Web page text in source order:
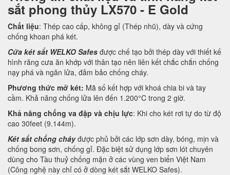
sắt phong thủy LX570 - E Gold
Chất liệu: Thép cao cấp, không gỉ (Thép nhũ), dày và cứng
chống khoan phá két.
Cửa két sắt WELKO Safes được chế tạo bởi thép dày với thiết kế
hình răng cưa ăn khớp với thân tạo nên liên kết chắc chắn chống
nạy phá và ngăn lửa, đảm bảo chống cháy.
Phương thức mở két: Mã số kết hợp với khoá chia bi và tay
cầm. Khả năng chống lửa lên đến 1.200°C trong 2 giờ.
Khả năng chống va đập và chịu lực: Khi cho két rơi tự do từ độ
cao 30feet (9.144m).
Két sắt chống cháyđược phủ bởi các lớp sơn dày, bóng, mịn và
chống bong sơn, chống gỉ. Đặc biệt sử dụng lớp sơn lót chuyên
dùng cho Tàu thuỷ chống mặn ở các vùng ven biển Việt Nam
(Công nghệ này chỉ có ở dòng két sắt WELKO Safes).